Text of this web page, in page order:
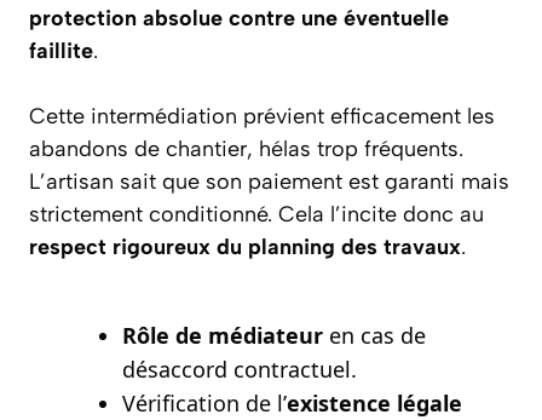
protection absolue contre une éventuelle
faillite.
Cette intermédiation prévient efficacement les
abandons de chantier, hélas trop fréquents.
L’artisan sait que son paiement est garanti mais
strictement conditionné. Cela l’incite donc au
respect rigoureux du planning des travaux.
Rôle de médiateuren cas de
désaccord contractuel.
Vérification de l’existence légale